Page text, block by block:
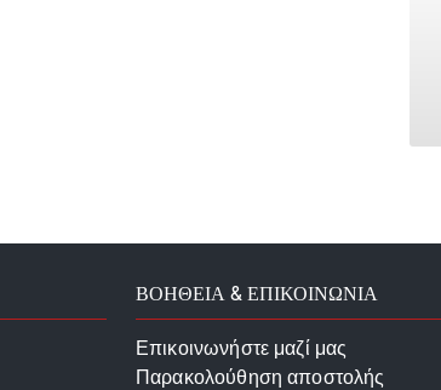
ΒΟΗΘΕΙΑ & ΕΠΙΚΟΙΝΩΝΙΑ
Επικοινωνήστε μαζί μας
Παρακολούθηση αποστολής